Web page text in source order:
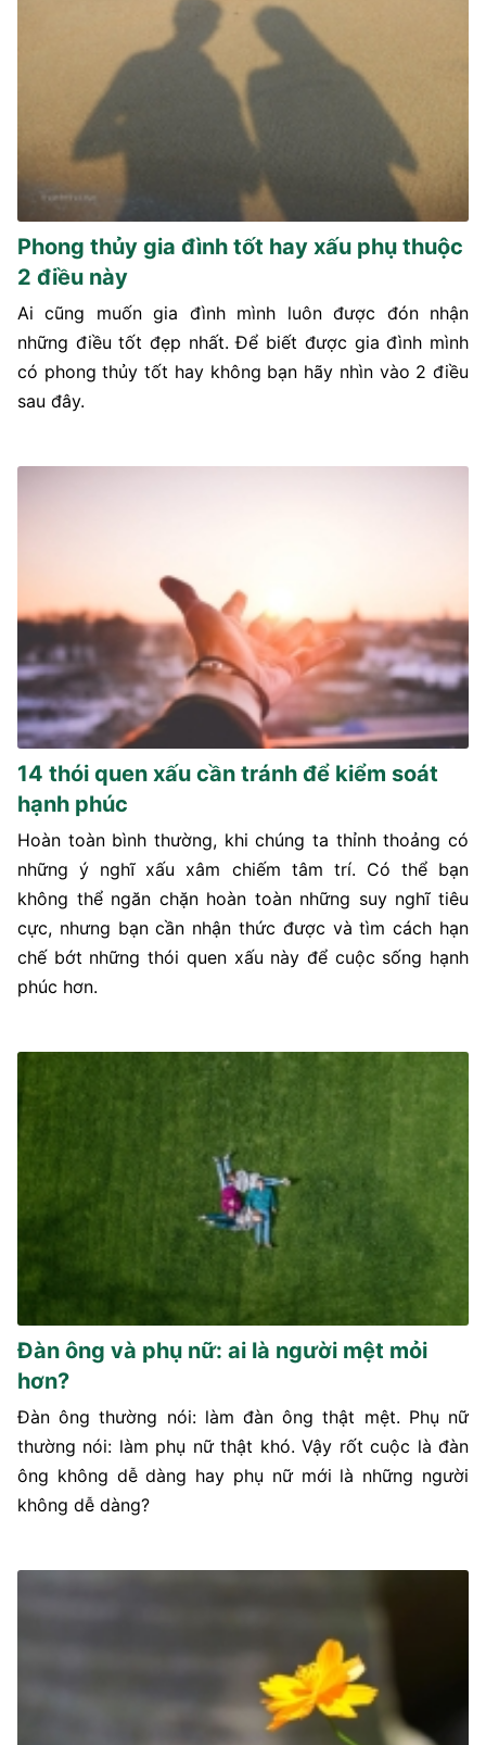
Phong thủy gia đình tốt hay xấu phụ thuộc
2 điều này
Ai cũng muốn gia đình mình luôn được đón nhận
những điều tốt đẹp nhất. Để biết được gia đình mình
có phong thủy tốt hay không bạn hãy nhìn vào 2 điều
sau đây.
14 thói quen xấu cần tránh để kiểm soát
hạnh phúc
Hoàn toàn bình thường, khi chúng ta thỉnh thoảng có
những ý nghĩ xấu xâm chiếm tâm trí. Có thể bạn
không thể ngăn chặn hoàn toàn những suy nghĩ tiêu
cực, nhưng bạn cần nhận thức được và tìm cách hạn
chế bớt những thói quen xấu này để cuộc sống hạnh
phúc hơn.
Đàn ông và phụ nữ: ai là người mệt mỏi
hơn?
Đàn ông thường nói: làm đàn ông thật mệt. Phụ nữ
thường nói: làm phụ nữ thật khó. Vậy rốt cuộc là đàn
ông không dễ dàng hay phụ nữ mới là những người
không dễ dàng?